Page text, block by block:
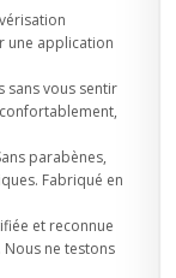
une application
sans vous sentir
parabènes,
Fabriqué en
et reconnue
Nous ne testons